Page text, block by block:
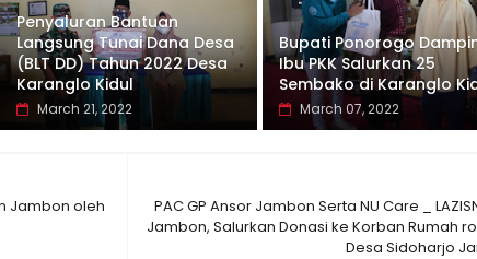
Penyaluran Bantuan
Langsung Tunai Dana Desa
(BLT DD) Tahun 2022 Desa
Karanglo Kidul
March 21, 2022
Bupati Ponorogo
Ibu PKK Salurkan 25
Sembako di Karanglo
March 07, 2022
PAC GP Ansor Jambon Serta NU Care _
Jambon, Salurkan Donasi ke Korban Rumah
Desa Sidoharjo
Jambon oleh